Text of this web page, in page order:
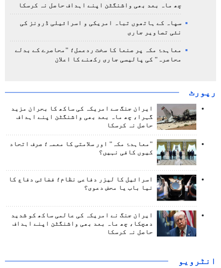
چھ ماہ بعد بھی واشنگٹن اپنے اہداف حاصل نہ کرسکا
سپاہ کے ہاتھوں تباہ امریکی و اسرائیلی ڈرونز کی
نئی تصاویر جاری
معاہدۂ مکہ پر صنعا کا سخت ردعمل؛ "محاصرے کے بدلے
محاصرہ" کی پالیسی جاری رکھنے کا اعلان
رپورٹ
ایران جنگ سے امریکہ کی ساکھ کا بحران مزید
گہرا، چھ ماہ بعد بھی واشنگٹن اپنے اہداف
حاصل نہ کرسکا
"معاہدۂ مکہ" اور سلامتی کا معمہ؛ صرف اتحاد
کیوں کافی نہیں؟
اسرائیل کا لیزر دفاعی نظام؛ فضائی دفاع کا
نیا باب یا محض دعوی؟
ایران جنگ نے امریکہ کی عالمی ساکھ کو شدید
دھچکا، چھ ماہ بعد بھی واشنگٹن اپنے اہداف
حاصل نہ کرسکا
انٹرويو